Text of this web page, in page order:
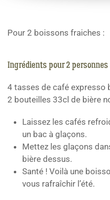
Pour 2 boissons fraiches :
Ingrédients pour 2 personnes
4 tasses de café expresso
2 bouteilles 33cl de bière
Laissez les cafés
un bac à glaçons.
Mettez les glaçons
bière dessus.
Santé ! Voilà une
vous rafraîchir l’été.